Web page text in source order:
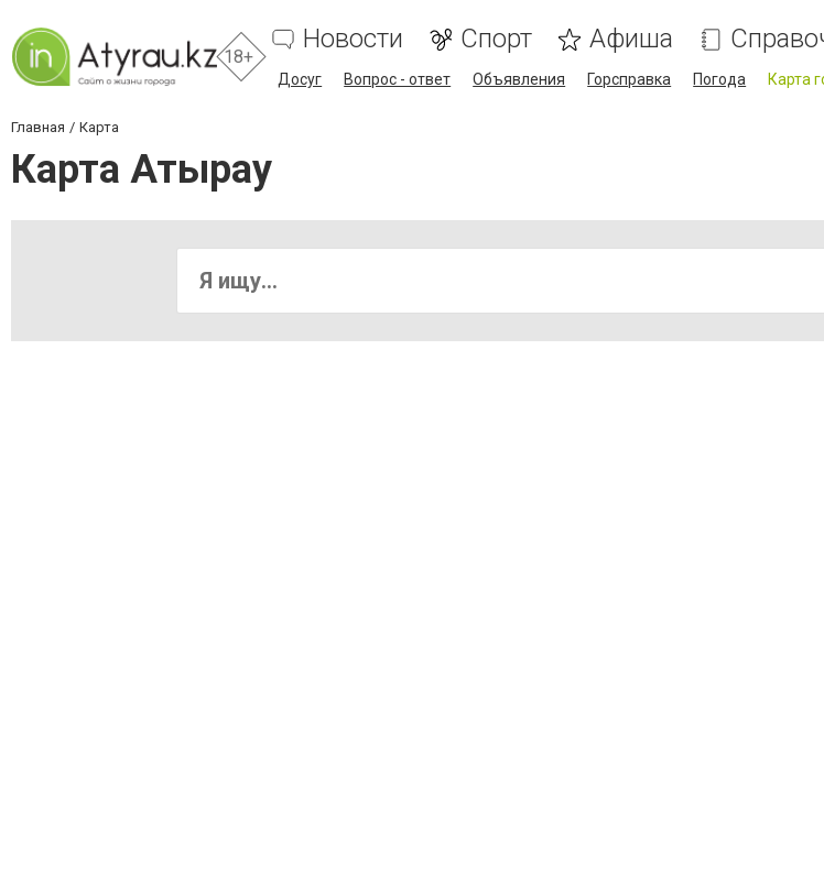
18+
Новости Спорт Афиша
Досуг Вопрос - ответ Объявления Горсправка Погода Карта
Главная Карта
Карта Атырау